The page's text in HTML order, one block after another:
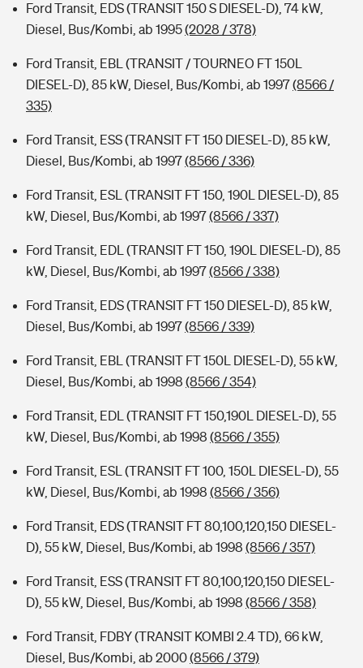
Ford Transit, EDS (TRANSIT 150 S DIESEL-D), 74 kW,
Diesel, Bus/Kombi, ab 1995(2028 / 378)
Ford Transit, EBL (TRANSIT / TOURNEO FT 150L
DIESEL-D), 85 kW, Diesel, Bus/Kombi, ab 1997(8566 /
335)
Ford Transit, ESS (TRANSIT FT 150 DIESEL-D), 85 kW,
Diesel, Bus/Kombi, ab 1997(8566 / 336)
Ford Transit, ESL (TRANSIT FT 150, 190L DIESEL-D), 85
kW, Diesel, Bus/Kombi, ab 1997(8566 / 337)
Ford Transit, EDL (TRANSIT FT 150, 190L DIESEL-D), 85
kW, Diesel, Bus/Kombi, ab 1997(8566 / 338)
Ford Transit, EDS (TRANSIT FT 150 DIESEL-D), 85 kW,
Diesel, Bus/Kombi, ab 1997(8566 / 339)
Ford Transit, EBL (TRANSIT FT 150L DIESEL-D), 55 kW,
Diesel, Bus/Kombi, ab 1998 (8566 / 354)
Ford Transit, EDL (TRANSIT FT 150,190L DIESEL-D), 55
kW, Diesel, Bus/Kombi, ab 1998 (8566 / 355)
Ford Transit, ESL (TRANSIT FT 100, 150L DIESEL-D), 55
kW, Diesel, Bus/Kombi, ab 1998 (8566 / 356)
Ford Transit, EDS (TRANSIT FT 80,100,120,150 DIESEL-
D), 55 kW, Diesel, Bus/Kombi, ab 1998 (8566 / 357)
Ford Transit, ESS (TRANSIT FT 80,100,120,150 DIESEL-
D), 55 kW, Diesel, Bus/Kombi, ab 1998 (8566 / 358)
Ford Transit, FDBY (TRANSIT KOMBI 2.4 TD), 66 kW,
Diesel, Bus/Kombi, ab 2000(8566 / 379)